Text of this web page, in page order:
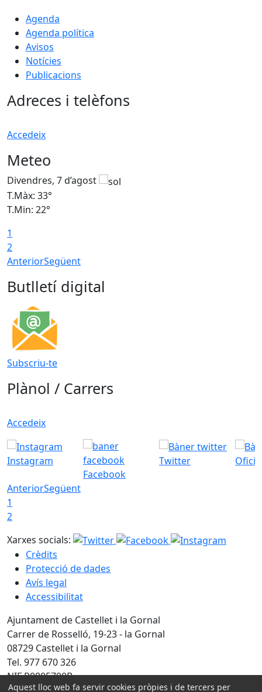
Agenda
Agenda política
Avisos
Notícies
Publicacions
Adreces i telèfons
Accedeix
Meteo
Divendres, 7 d’agost
T.Màx: 33°
T.Min: 22°
1
2
AnteriorSegüent
Butlletí digital
Subscriu-te
Plànol / Carrers
Accedeix
Instagram
Facebook
Twitter
AnteriorSegüent
1
2
Xarxes socials:
Crèdits
Protecció de dades
Avís legal
Accessibilitat
Ajuntament de Castellet i la Gornal
Carrer de Rosselló, 19-23 - la Gornal
08729 Castellet i la Gornal
Tel. 977 670 326
NIF P0805700B
Aquest lloc web fa servir cookies pròpies i de tercers per